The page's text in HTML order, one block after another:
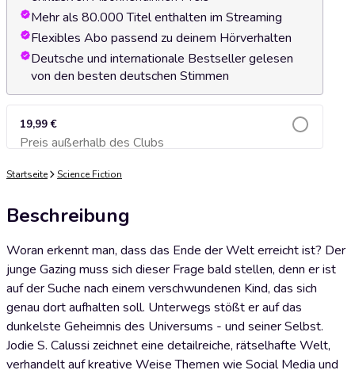
Mehr als 80.000 Titel enthalten im Streaming
Flexibles Abo passend zu deinem Hörverhalten
Deutsche und internationale Bestseller gelesen
von den besten deutschen Stimmen
19,99 €
Preis außerhalb des ClubsZum Warenkorb hinzufügen
Startseite Science Fiction
Beschreibung
Woran erkennt man, dass das Ende der Welt erreicht ist? Der
junge Gazing muss sich dieser Frage bald stellen, denn er ist
auf der Suche nach einem verschwundenen Kind, das sich
genau dort aufhalten soll. Unterwegs stößt er auf das
dunkelste Geheimnis des Universums - und seiner Selbst.
Jodie S. Calussi zeichnet eine detailreiche, rätselhafte Welt,
verhandelt auf kreative Weise Themen wie Social Media und